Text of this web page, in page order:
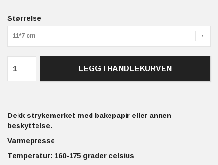
Størrelse
11*7 cm
LEGG I HANDLEKURVEN
Dekk strykemerket med bakepapir eller annen
beskyttelse.
Varmepresse
Temperatur: 160-175 grader celsius